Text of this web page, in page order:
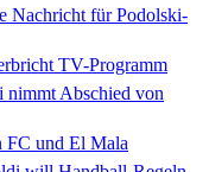
Nachricht für Podolski-
TV-Programm
nimmt Abschied von
FC und El Mala